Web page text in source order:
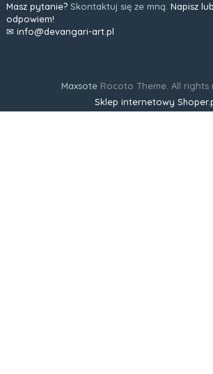
Masz pytanie? Skontaktuj się ze mną. Napisz
odpowiem!
✉ info@devangari-art.pl
Maxsote Rocoto Theme. All rights
Sklep internetowy